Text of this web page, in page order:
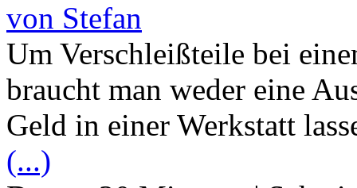
von Stefan
Um Verschleißteile bei
braucht man weder eine
Geld in einer Werkstatt
(...)